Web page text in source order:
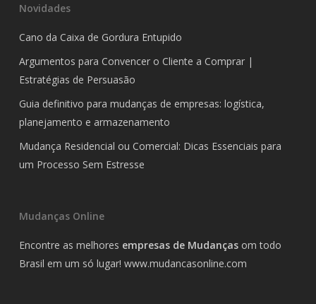
Novidades
Cano da Caixa de Gordura Entupido
Argumentos para Convencer o Cliente a Comprar |
Estratégias de Persuasão
Guia definitivo para mudanças de empresas: logística,
planejamento e armazenamento
Mudança Residencial ou Comercial: Dicas Essenciais para
um Processo Sem Estresse
Mudanças Online
Encontre as melhores empresas de Mudançasom todo
Brasil em um só lugar! www.mudancasonline.com